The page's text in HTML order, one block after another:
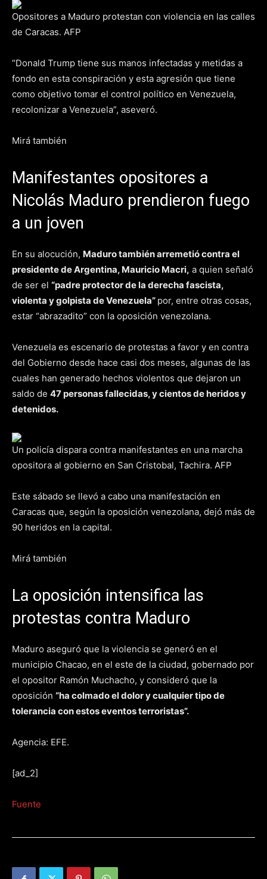
Opositores a Maduro protestan con violencia en las calles
de Caracas. AFP
“Donald Trump tiene sus manos infectadas y metidas a
fondo en esta conspiración y esta agresión que tiene
como objetivo tomar el control político en Venezuela,
recolonizar a Venezuela”, aseveró.
Mirá también
Manifestantes opositores a
Nicolás Maduro prendieron fuego
a un joven
En su alocución, Maduro también arremetió contra el
presidente de Argentina, Mauricio Macri, a quien señaló
de ser el “padre protector de la derecha fascista,
violenta y golpista de Venezuela” por, entre otras cosas,
estar “abrazadito” con la oposición venezolana.
Venezuela es escenario de protestas a favor y en contra
del Gobierno desde hace casi dos meses, algunas de las
cuales han generado hechos violentos que dejaron un
saldo de 47 personas fallecidas, y cientos de heridos y
detenidos.
Un policía dispara contra manifestantes en una marcha
opositora al gobierno en San Cristobal, Tachira. AFP
Este sábado se llevó a cabo una manifestación en
Caracas que, según la oposición venezolana, dejó más de
90 heridos en la capital.
Mirá también
La oposición intensifica las
protestas contra Maduro
Maduro aseguró que la violencia se generó en el
municipio Chacao, en el este de la ciudad, gobernado por
el opositor Ramón Muchacho, y consideró que la
oposición “ha colmado el dolor y cualquier tipo de
tolerancia con estos eventos terroristas”.
Agencia: EFE.
[ad_2]
Fuente